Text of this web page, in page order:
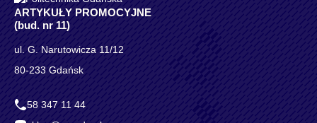
ARTYKUŁY PROMOCYJNE
(bud. nr 11)
ul. G. Narutowicza 11/12
80-233 Gdańsk
58 347 11 44